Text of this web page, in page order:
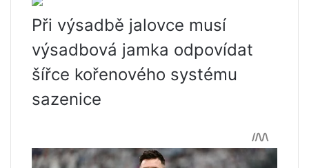
Při výsadbě jalovce musí
výsadbová jamka odpovídat
šířce kořenového systému
sazenice